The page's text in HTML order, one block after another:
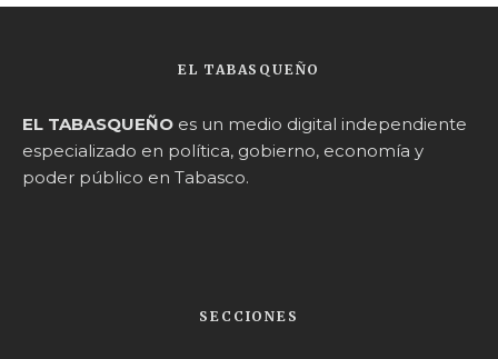
EL TABASQUEÑO
EL TABASQUEÑO es un medio digital independiente
especializado en política, gobierno, economía y
poder público en Tabasco.
SECCIONES